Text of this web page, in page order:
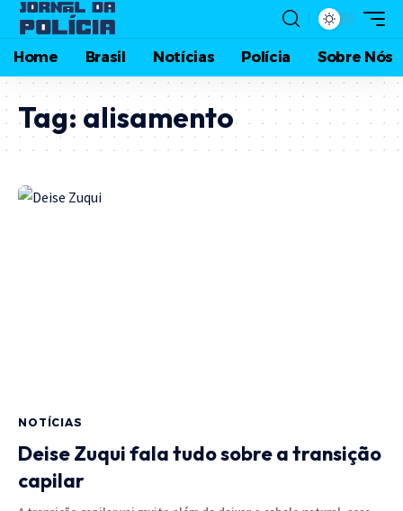
Home Brasil Notícias Polícia Sobre Nós
Tag: alisamento
NOTÍCIAS
Deise Zuqui fala tudo sobre a transição
capilar